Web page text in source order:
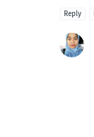
Reply